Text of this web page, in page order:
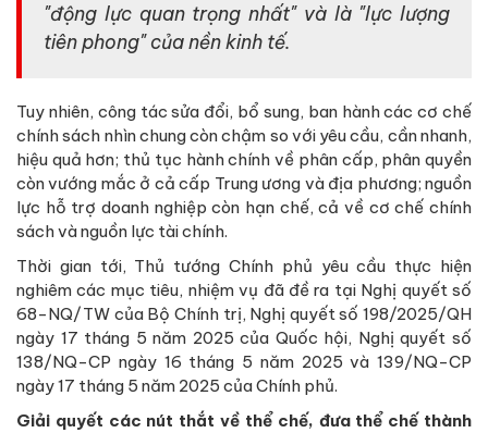
"động lực quan trọng nhất" và là "lực lượng
tiên phong" của nền kinh tế.
Tuy nhiên, công tác sửa đổi, bổ sung, ban hành các cơ chế
chính sách nhìn chung còn chậm so với yêu cầu, cần nhanh,
hiệu quả hơn; thủ tục hành chính về phân cấp, phân quyền
còn vướng mắc ở cả cấp Trung ương và địa phương; nguồn
lực hỗ trợ doanh nghiệp còn hạn chế, cả về cơ chế chính
sách và nguồn lực tài chính.
Thời gian tới, Thủ tướng Chính phủ yêu cầu thực hiện
nghiêm các mục tiêu, nhiệm vụ đã đề ra tại Nghị quyết số
68-NQ/TW của Bộ Chính trị, Nghị quyết số 198/2025/QH
ngày 17 tháng 5 năm 2025 của Quốc hội, Nghị quyết số
138/NQ-CP ngày 16 tháng 5 năm 2025 và 139/NQ-CP
ngày 17 tháng 5 năm 2025 của Chính phủ.
Giải quyết các nút thắt về thể chế, đưa thể chế thành